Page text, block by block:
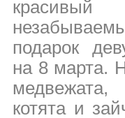
подарок
на 8 марта.
медвежата,
котята и